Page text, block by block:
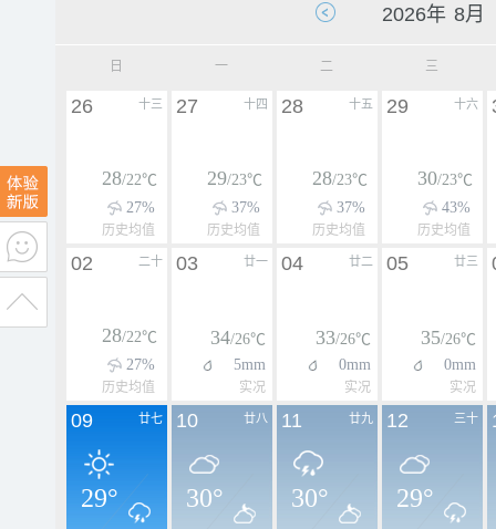
日 一 二 三
十三
26
28/22℃
27%
历史均值
十四
27
29/23℃
37%
历史均值
十五
28
28/23℃
37%
历史均值
十六
29
30/23℃
43%
历史均值
二十
02
28/22℃
27%
历史均值
廿一
03
34/26℃
5mm
实况
廿二
04
33/26℃
0mm
实况
廿三
05
35/26℃
0mm
实况
廿七
09
29°
廿八
10
30°
廿九
11
30°
三十
12
29°